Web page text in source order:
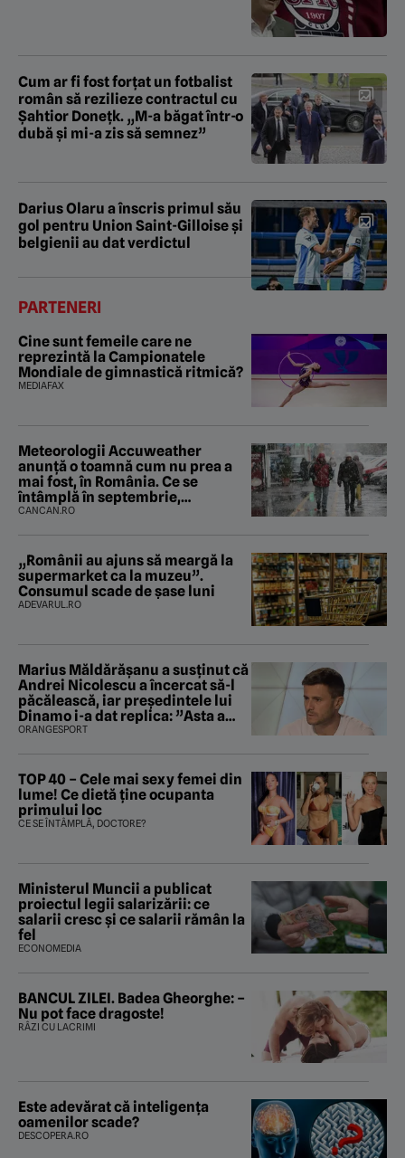
Cum ar fi fost forțat un fotbalist
român să rezilieze contractul cu
Șahtior Donețk. „M-a băgat într-o
dubă și mi-a zis să semnez”
Darius Olaru a înscris primul său
gol pentru Union Saint-Gilloise și
belgienii au dat verdictul
PARTENERI
Cine sunt femeile care ne
reprezintă la Campionatele
Mondiale de gimnastică ritmică?
MEDIAFAX
Meteorologii Accuweather
anunță o toamnă cum nu prea a
mai fost, în România. Ce se
întâmplă în septembrie,
octombrie și noiembrie 2026, în
CANCAN.RO
„Românii au ajuns să meargă la
supermarket ca la muzeu”.
Consumul scade de șase luni
ADEVARUL.RO
Marius Măldărăşanu a susţinut că
Andrei Nicolescu a încercat să-l
păcălească, iar preşedintele lui
Dinamo i-a dat replica: ”Asta a
fost istoria”
ORANGESPORT
TOP 40 – Cele mai sexy femei din
lume! Ce dietă ține ocupanta
primului loc
CE SE ÎNTÂMPLĂ, DOCTORE?
Ministerul Muncii a publicat
proiectul legii salarizării: ce
salarii cresc și ce salarii rămân la
fel
ECONOMEDIA
BANCUL ZILEI. Badea Gheorghe: –
Nu pot face dragoste!
RÂZI CU LACRIMI
Este adevărat că inteligența
oamenilor scade?
DESCOPERA.RO